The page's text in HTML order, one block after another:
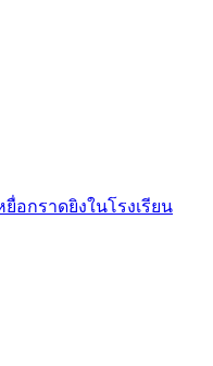
อกราดยิงในโรงเรียน